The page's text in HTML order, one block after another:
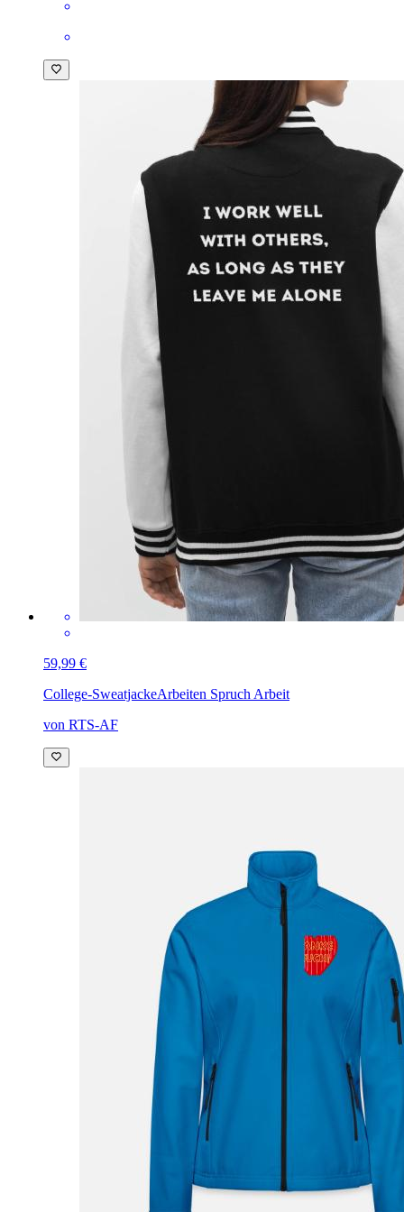
59,99 €
College-SweatjackeArbeiten Spruch Arbeit
von RTS-AF